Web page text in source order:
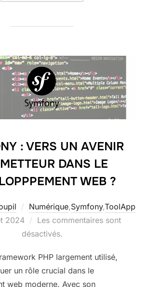
: VERS UN AVENIR
DANS LE
WEB ?
Numérique,Symfony,ToolApp
2024
Les commentaires sont
désactivés.
PHP largement utilisé,
un rôle crucial dans le
web moderne. Avec son